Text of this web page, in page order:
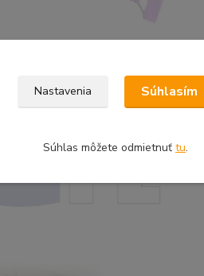
Nastavenia Súhlasím
Súhlas môžete odmietnuť tu.